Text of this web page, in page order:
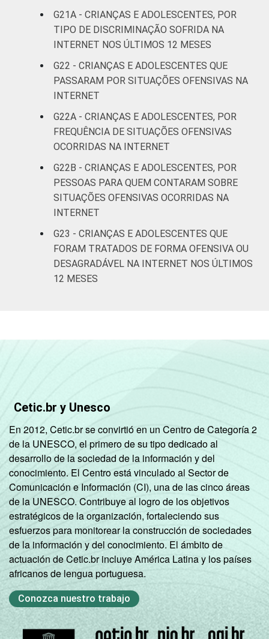
G21A - CRIANÇAS E ADOLESCENTES, POR
TIPO DE DISCRIMINAÇÃO SOFRIDA NA
INTERNET NOS ÚLTIMOS 12 MESES
G22 - CRIANÇAS E ADOLESCENTES QUE
PASSARAM POR SITUAÇÕES OFENSIVAS NA
INTERNET
G22A - CRIANÇAS E ADOLESCENTES, POR
FREQUÊNCIA DE SITUAÇÕES OFENSIVAS
OCORRIDAS NA INTERNET
G22B - CRIANÇAS E ADOLESCENTES, POR
PESSOAS PARA QUEM CONTARAM SOBRE
SITUAÇÕES OFENSIVAS OCORRIDAS NA
INTERNET
G23 - CRIANÇAS E ADOLESCENTES QUE
FORAM TRATADOS DE FORMA OFENSIVA OU
DESAGRADÁVEL NA INTERNET NOS ÚLTIMOS
12 MESES
Cetic.br y Unesco
En 2012, Cetic.br se convirtió en un Centro de Categoría 2
de la UNESCO, el primero de su tipo dedicado al
desarrollo de la sociedad de la información y del
conocimiento. El Centro está vinculado al Sector de
Comunicación e Información (CI), una de las cinco áreas
de la UNESCO. Contribuye al logro de los objetivos
estratégicos de la organización, fortaleciendo sus
esfuerzos para monitorear la construcción de sociedades
de la información y del conocimiento. El ámbito de
actuación de Cetic.br incluye América Latina y los países
africanos de lengua portuguesa.
Conozca nuestro trabajo